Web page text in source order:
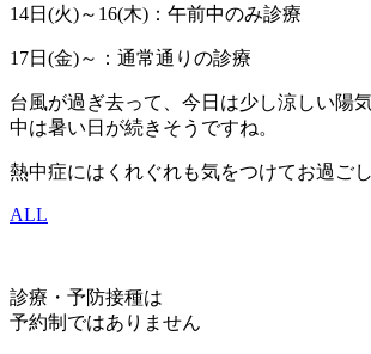
14日(火)～16(木)：午前中のみ診療
17日(金)～：通常通りの診療
台風が過ぎ去って、今日は少し涼しい陽
中は暑い日が続きそうですね。
熱中症にはくれぐれも気をつけてお過ごし
ALL
診療・予防接種は
予約制ではありません